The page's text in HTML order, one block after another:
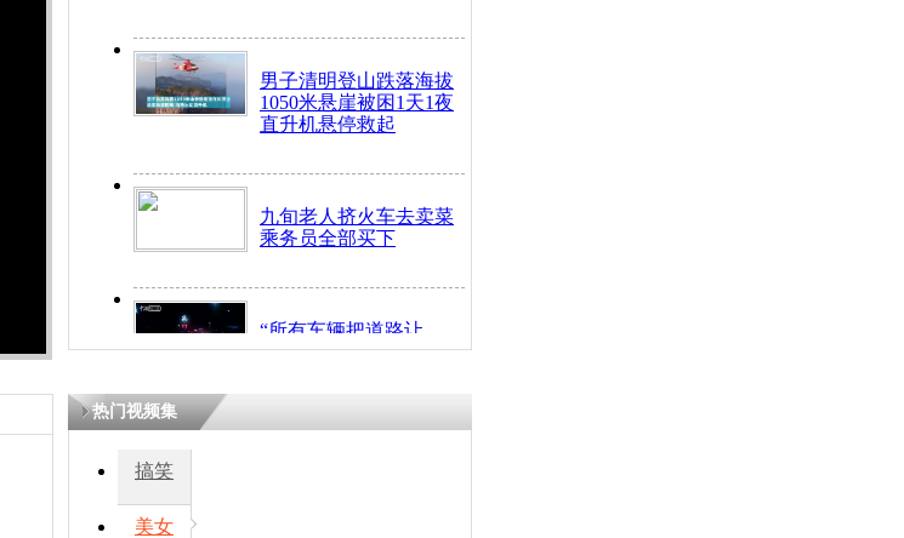
男子清明登山跌落海拔
1050米悬崖被困1天1夜
直升机悬停救起
九旬老人挤火车去卖菜
乘务员全部买下
“所有车辆把道路让
开！”儿童突发疾病交
热门视频集
搞笑
美女